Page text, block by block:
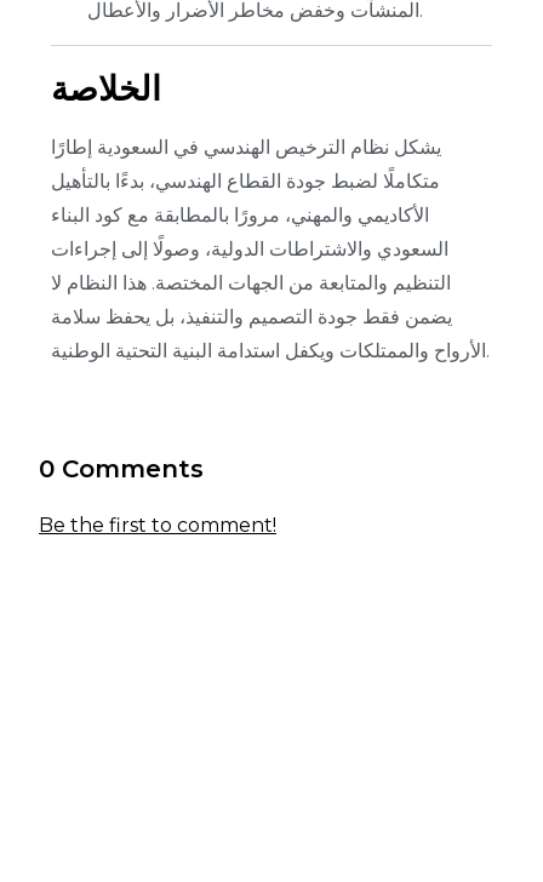
المنشآت وخفض مخاطر الأضرار والأعطال.
الخلاصة
يشكل نظام الترخيص الهندسي في السعودية إطارًا
متكاملًا لضبط جودة القطاع الهندسي، بدءًا بالتأهيل
الأكاديمي والمهني، مرورًا بالمطابقة مع كود البناء
السعودي والاشتراطات الدولية، وصولًا إلى إجراءات
التنظيم والمتابعة من الجهات المختصة. هذا النظام لا
يضمن فقط جودة التصميم والتنفيذ، بل يحفظ سلامة
الأرواح والممتلكات ويكفل استدامة البنية التحتية الوطنية.
0 Comments
Be the first to comment!